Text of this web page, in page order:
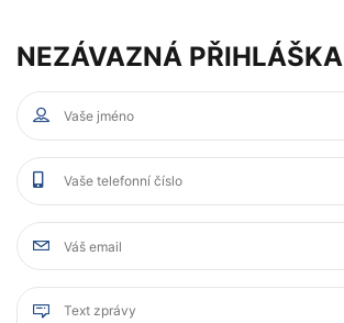
NEZÁVAZNÁ PŘIHLÁŠKA